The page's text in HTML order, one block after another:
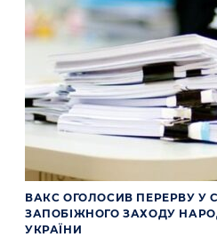
ВАКС ОГОЛОСИВ ПЕРЕРВУ У
ЗАПОБІЖНОГО ЗАХОДУ
УКРАЇНИ